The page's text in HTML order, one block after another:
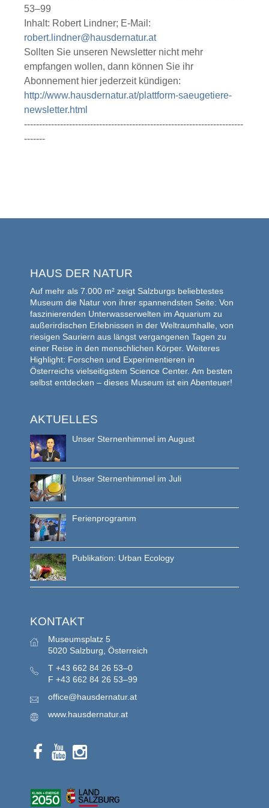
53–99
Inhalt: Robert Lindner; E-Mail:
robert.lindner@hausdernatur.at
Sollten Sie unseren Newsletter nicht mehr
empfangen wollen, dann können Sie ihr
Abonnement hier jederzeit kündigen:
http://www.hausdernatur.at/plattform-saeugetiere-
newsletter.html
-------------------------------------------------------------------------
-------
HAUS DER NATUR
Auf mehr als 7.000 m² zeigt Salzburgs beliebtestes
Museum die Natur von ihrer spannendsten Seite: Von
faszinierenden Unterwasserwelten im Aquarium zu
außerirdischen Erlebnissen in der Weltraumhalle, von
riesigen Sauriern aus längst vergangenen Tagen zu
einer Reise in den menschlichen Körper. Weiteres
Highlight: Forschen und Experimentieren in
Österreichs vielseitigstem Science Center. Am besten
selbst entdecken – dieses Museum ist ein Abenteuer!
AKTUELLES
Unser Sternenhimmel im August
Unser Sternenhimmel im Juli
Ferienprogramm
Publikation: Urban Ecology
KONTAKT
Museumsplatz 5
5020 Salzburg, Österreich
T +43 662 84 26 53–0
F +43 662 84 26 53–99
office@hausdernatur.at
www.hausdernatur.at